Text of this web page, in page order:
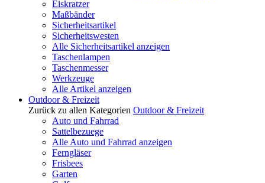
Eiskratzer
Maßbänder
Sicherheitsartikel
Sicherheitswesten
Alle Sicherheitsartikel anzeigen
Taschenlampen
Taschenmesser
Werkzeuge
Alle Artikel anzeigen
Outdoor & Freizeit
Zurück zu allen Kategorien Outdoor & Freizeit
Auto und Fahrrad
Sattelbezuege
Alle Auto und Fahrrad anzeigen
Ferngläser
Frisbees
Garten